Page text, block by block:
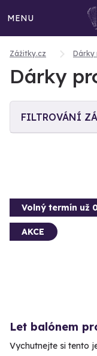
MENU
Zážitky.cz Dárky
Dárky
FILTROVÁNÍ
Volný termín už
AKCE
Let balónem
Vychutnejte si tento